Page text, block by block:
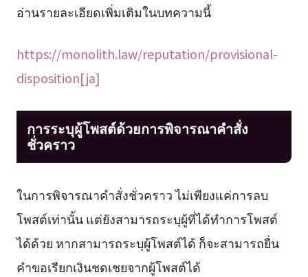
อ่านรายละเอียดเพิ่มเติมในบทความนี้
https://monolith.law/reputation/provisional-
disposition[ja]
การระบุผู้โพสต์ด้วยการพิจารณาคำสั่ง
ชั่วคราว
ในการพิจารณาคำสั่งชั่วคราว ไม่เพียงแค่การลบ
โพสต์เท่านั้น แต่ยังสามารถระบุผู้ที่ได้ทำการโพสต์
ได้ด้วย หากสามารถระบุผู้โพสต์ได้ ก็จะสามารถยื่น
คำขอเรียกเงินชดเชยจากผู้โพสต์ได้